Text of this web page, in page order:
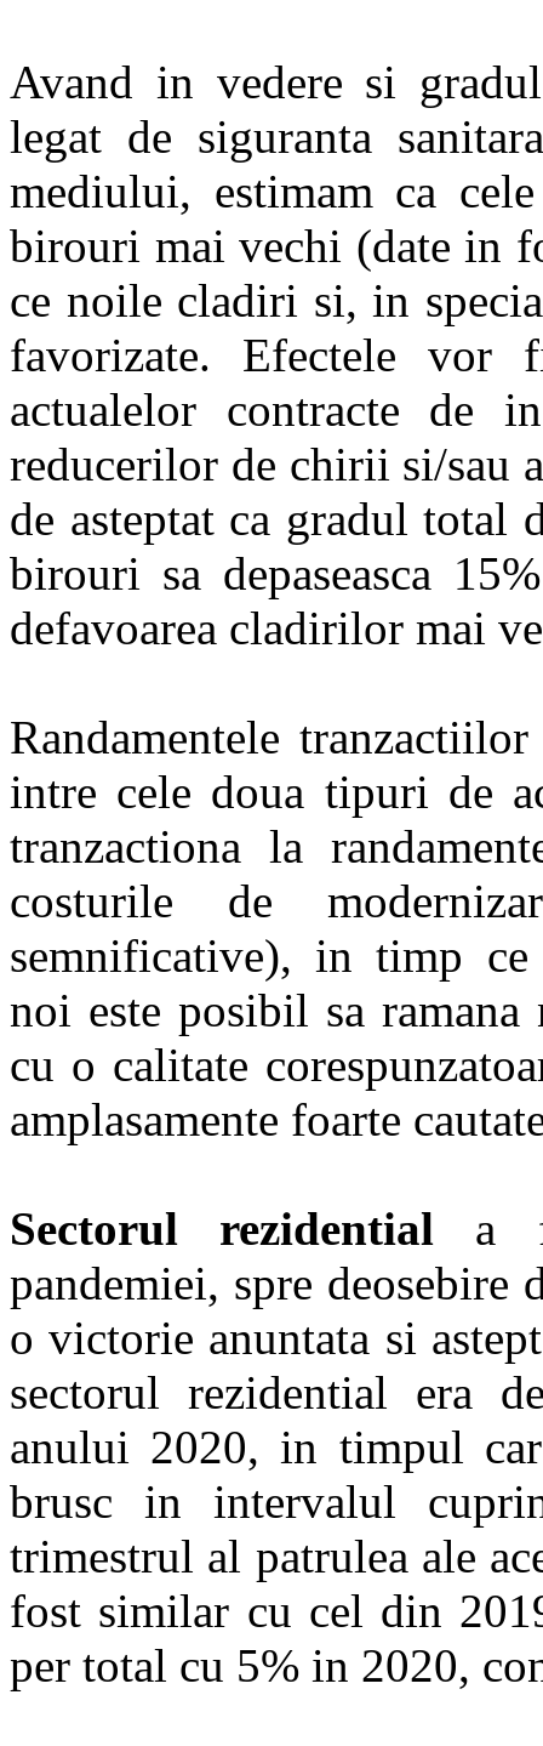
Avand in vedere si
legat de siguranta
mediului, estimam ca
birouri mai vechi (date in
ce noile cladiri si, in
favorizate. Efectele vor
actualelor contracte de
reducerilor de chirii si/sau
de asteptat ca gradul total
birouri sa depaseasca
defavoarea cladirilor mai
Randamentele
intre cele doua tipuri de
tranzactiona la
costurile de
semnificative), in timp ce
noi este posibil sa
cu o calitate
amplasamente foarte
Sectorul rezidential a
pandemiei, spre deosebire
o victorie anuntata si
sectorul rezidential era
anului 2020, in timpul
brusc in intervalul
trimestrul al patrulea ale
fost similar cu cel din
per total cu 5% in 2020,